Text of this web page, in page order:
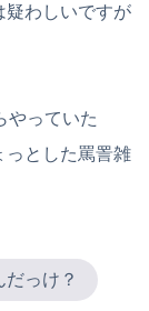
疑わしいですが
やっていた
っとした罵詈雑
っけ？